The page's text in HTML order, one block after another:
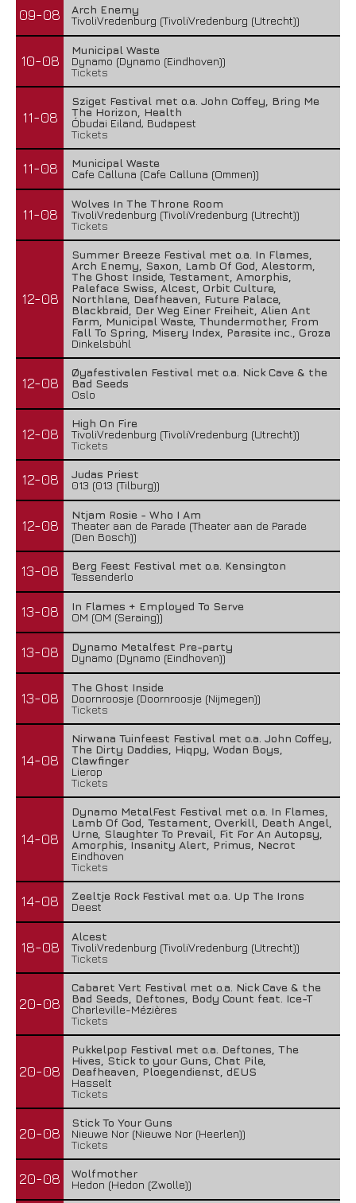
09-08
Arch Enemy
TivoliVredenburg (TivoliVredenburg (Utrecht))
10-08
Municipal Waste
Dynamo (Dynamo (Eindhoven))
Tickets
11-08
Sziget Festival met o.a. John Coffey, Bring Me
The Horizon, Health
Óbudai Eiland, Budapest
Tickets
11-08
Municipal Waste
Cafe Calluna (Cafe Calluna (Ommen))
11-08
Wolves In The Throne Room
TivoliVredenburg (TivoliVredenburg (Utrecht))
Tickets
12-08
Summer Breeze Festival met o.a. In Flames,
Arch Enemy, Saxon, Lamb Of God, Alestorm,
The Ghost Inside, Testament, Amorphis,
Paleface Swiss, Alcest, Orbit Culture,
Northlane, Deafheaven, Future Palace,
Blackbraid, Der Weg Einer Freiheit, Alien Ant
Farm, Municipal Waste, Thundermother, From
Fall To Spring, Misery Index, Parasite inc., Groza
Dinkelsbühl
12-08
Øyafestivalen Festival met o.a. Nick Cave & the
Bad Seeds
Oslo
12-08
High On Fire
TivoliVredenburg (TivoliVredenburg (Utrecht))
Tickets
12-08
Judas Priest
013 (013 (Tilburg))
12-08
Ntjam Rosie - Who I Am
Theater aan de Parade (Theater aan de Parade
(Den Bosch))
13-08
Berg Feest Festival met o.a. Kensington
Tessenderlo
13-08
In Flames + Employed To Serve
OM (OM (Seraing))
13-08
Dynamo Metalfest Pre-party
Dynamo (Dynamo (Eindhoven))
13-08
The Ghost Inside
Doornroosje (Doornroosje (Nijmegen))
Tickets
14-08
Nirwana Tuinfeest Festival met o.a. John Coffey,
The Dirty Daddies, Hiqpy, Wodan Boys,
Clawfinger
Lierop
Tickets
14-08
Dynamo MetalFest Festival met o.a. In Flames,
Lamb Of God, Testament, Overkill, Death Angel,
Urne, Slaughter To Prevail, Fit For An Autopsy,
Amorphis, Insanity Alert, Primus, Necrot
Eindhoven
Tickets
14-08
Zeeltje Rock Festival met o.a. Up The Irons
Deest
18-08
Alcest
TivoliVredenburg (TivoliVredenburg (Utrecht))
Tickets
20-08
Cabaret Vert Festival met o.a. Nick Cave & the
Bad Seeds, Deftones, Body Count feat. Ice-T
Charleville-Mézières
Tickets
20-08
Pukkelpop Festival met o.a. Deftones, The
Hives, Stick to your Guns, Chat Pile,
Deafheaven, Ploegendienst, dEUS
Hasselt
Tickets
20-08
Stick To Your Guns
Nieuwe Nor (Nieuwe Nor (Heerlen))
Tickets
20-08
Wolfmother
Hedon (Hedon (Zwolle))